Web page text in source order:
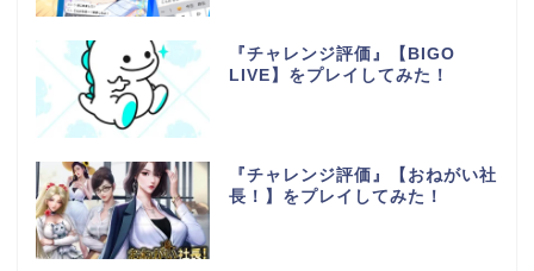
『チャレンジ評価』【BIGO
LIVE】をプレイしてみた！
『チャレンジ評価』【おねがい社
長！】をプレイしてみた！